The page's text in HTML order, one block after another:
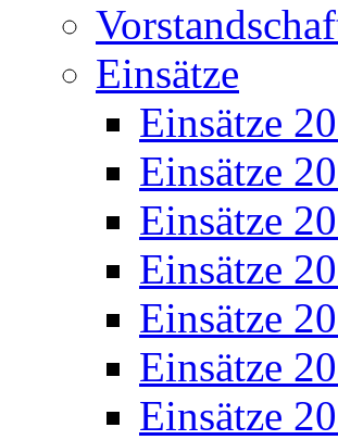
Einsätze
Einsätze
Einsätze
Einsätze
Einsätze
Einsätze
Einsätze
Einsätze